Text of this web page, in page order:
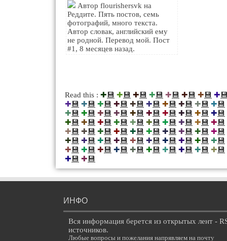
Реддите. Пять постов, семь
фотографий, много текста.
Автор словак, английский ему
не родной. Перевод мой. Пост
#1, 8 месяцев назад.
Read this : ✚💾 ✚💾 ✚💾 ✚💾 ✚💾 ✚💾 ✚💾 ✚
✚💾 ✚💾 ✚💾 ✚💾 ✚💾 ✚💾 ✚💾 ✚💾 ✚💾 ✚💾
✚💾 ✚💾 ✚💾 ✚💾 ✚💾 ✚💾 ✚💾 ✚💾 ✚💾 ✚💾
✚💾 ✚💾 ✚💾 ✚💾 ✚💾 ✚💾 ✚💾 ✚💾 ✚💾 ✚💾
✚💾 ✚💾 ✚💾 ✚💾 ✚💾 ✚💾 ✚💾 ✚💾 ✚💾 ✚💾
✚💾 ✚💾 ✚💾 ✚💾 ✚💾 ✚💾 ✚💾 ✚💾 ✚💾 ✚💾
✚💾 ✚💾 ✚💾 ✚💾 ✚💾 ✚💾 ✚💾 ✚💾 ✚💾 ✚💾
✚💾 ✚💾
ИНФО
Вся информация берется из открытых лент -
источников.
Любые вопросы и пожелания напрявляем на почту